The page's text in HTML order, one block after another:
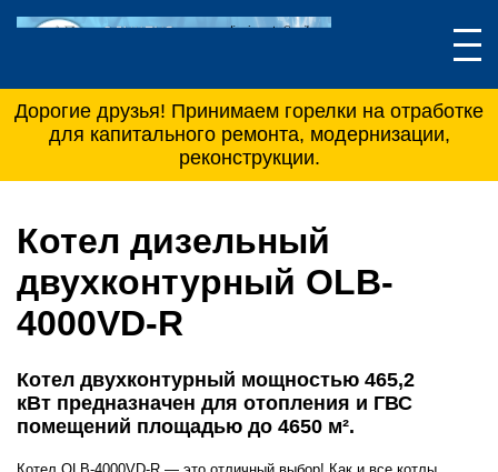
Дорогие друзья! Принимаем горелки на отработке
для капитального ремонта, модернизации,
реконструкции.
Котел дизельный
двухконтурный OLB-
4000VD-R
Котел двухконтурный мощностью 465,2
кВт предназначен для отопления и ГВС
помещений площадью до 4650 м².